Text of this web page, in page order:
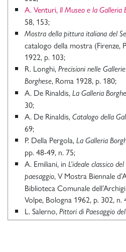
A. Venturi, Il Museo e la Galleria
58, 153;
Mostra della pittura italiana del
catalogo della mostra (Firenze,
1922, p. 103;
R. Longhi, Precisioni nelle
Borghese, Roma 1928, p. 180;
A. De Rinaldis, La Galleria
30;
A. De Rinaldis, Catalogo della
69;
P. Della Pergola, La Galleria
pp. 48-49, n. 75;
A. Emiliani, in L’ideale classico
paesaggio, V Mostra Biennale
Biblioteca Comunale
Volpe, Bologna 1962, p. 302, n.
L. Salerno, Pittori di Paesaggio
1976, p. 578;
Paesaggio con figura: 57 dipinti